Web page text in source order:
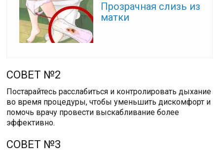
Прозрачная слизь из
матки
СОВЕТ №2
Постарайтесь расслабиться и контролировать дыхание
во время процедуры, чтобы уменьшить дискомфорт и
помочь врачу провести выскабливание более
эффективно.
СОВЕТ №3